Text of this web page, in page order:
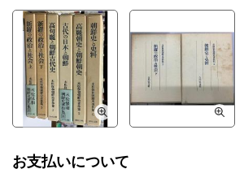
お支払いについて